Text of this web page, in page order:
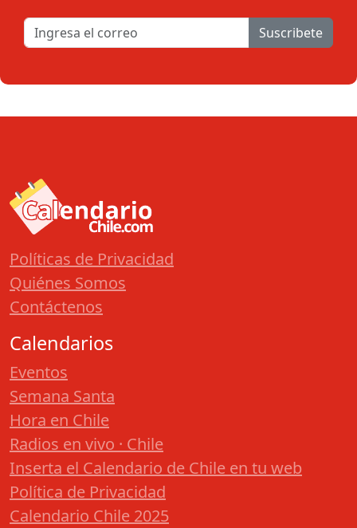
Suscribete
Políticas de Privacidad
Quiénes Somos
Contáctenos
Calendarios
Eventos
Semana Santa
Hora en Chile
Radios en vivo · Chile
Inserta el Calendario de Chile en tu web
Política de Privacidad
Calendario Chile 2025